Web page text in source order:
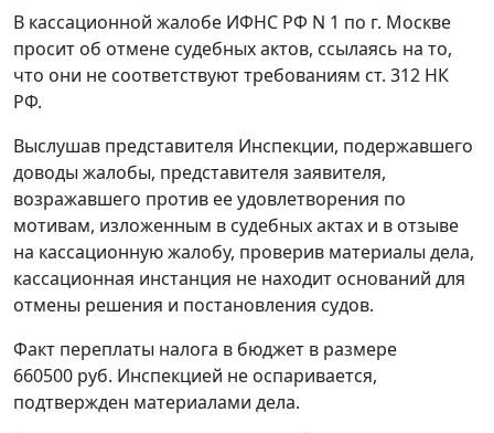
В кассационной жалобе ИФНС РФ N 1 по г. Москве
просит об отмене судебных актов, ссылаясь на то,
что они не соответствуют требованиям ст. 312 НК
РФ.
Выслушав представителя Инспекции, подержавшего
доводы жалобы, представителя заявителя,
возражавшего против ее удовлетворения по
мотивам, изложенным в судебных актах и в отзыве
на кассационную жалобу, проверив материалы дела,
кассационная инстанция не находит оснований для
отмены решения и постановления судов.
Факт переплаты налога в бюджет в размере
660500 руб. Инспекцией не оспаривается,
подтвержден материалами дела.